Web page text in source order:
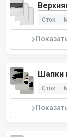
Сток
Шапки
Сток